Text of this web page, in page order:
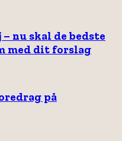
nu skal de bedste
med dit forslag
på